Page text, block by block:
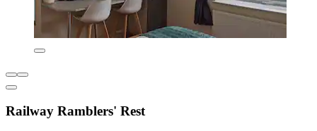
Railway Ramblers' Rest